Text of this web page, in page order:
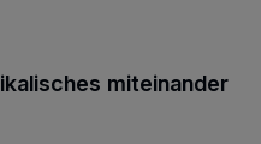
miteinander